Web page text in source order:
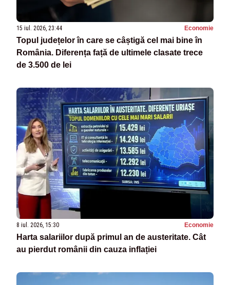
15 iul. 2026, 23:44 Economie
Topul județelor în care se câștigă cel mai bine în
România. Diferența față de ultimele clasate trece
de 3.500 de lei
8 iul. 2026, 15:30 Economie
Harta salariilor după primul an de austeritate. Cât
au pierdut românii din cauza inflației